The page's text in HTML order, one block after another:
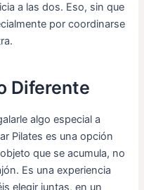
a las dos. Eso, sin que
por coordinarse
Diferente
algo especial a
Pilates es una opción
que se acumula, no
Es una experiencia
elegir juntas, en un